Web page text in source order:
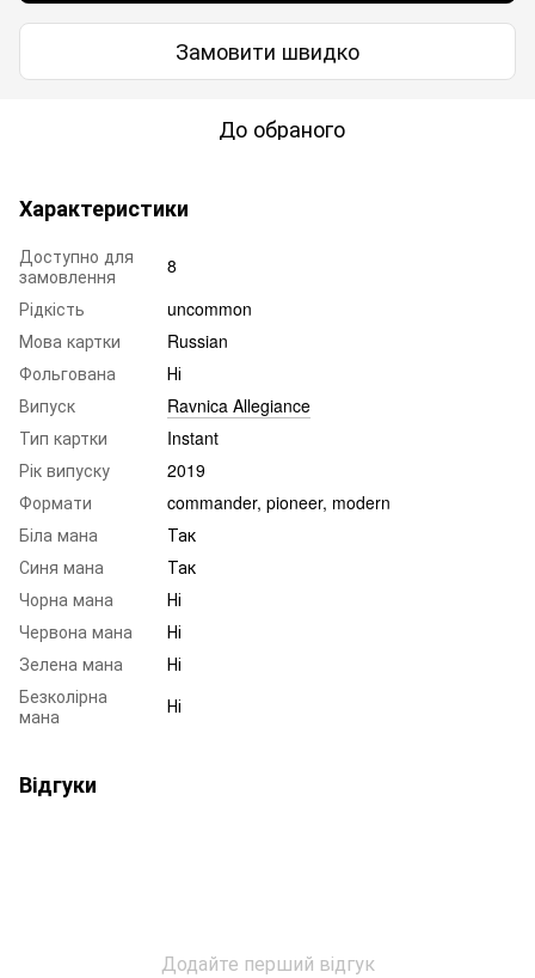
Замовити швидко
До обраного
Характеристики
Доступно для
замовлення
8
Рідкість
uncommon
Мова картки
Russian
Фольгована
Ні
Випуск
Ravnica Allegiance
Тип картки
Instant
Рік випуску
2019
Формати
commander, pioneer, modern
Біла мана
Так
Синя мана
Так
Чорна мана
Ні
Червона мана
Ні
Зелена мана
Ні
Безколірна
мана
Ні
Відгуки
Додайте перший відгук